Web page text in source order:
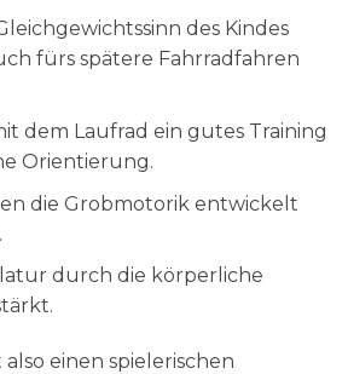
des Kindes
fürs spätere Fahrradfahren
dem Laufrad ein gutes Training
Orientierung.
die Grobmotorik entwickelt
durch die körperliche
einen spielerischen